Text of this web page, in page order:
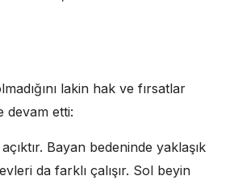
lakin hak ve fırsatlar
devam etti:
Bayan bedeninde yaklaşık
da farklı çalışır. Sol beyin